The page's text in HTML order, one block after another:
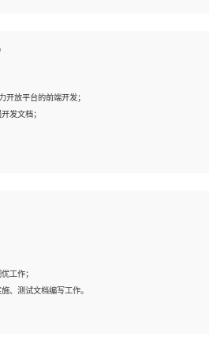
能力，有RHCE证书优先
:Axure、Xmind、MS Project等；
较强的责任感、工作积极主动；
编写能力、沟通能力；
放平台的前端开发；
发文档；
种前端框架，熟悉react优先；
工作；
、测试文档编写工作。